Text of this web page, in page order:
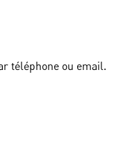
téléphone ou email.